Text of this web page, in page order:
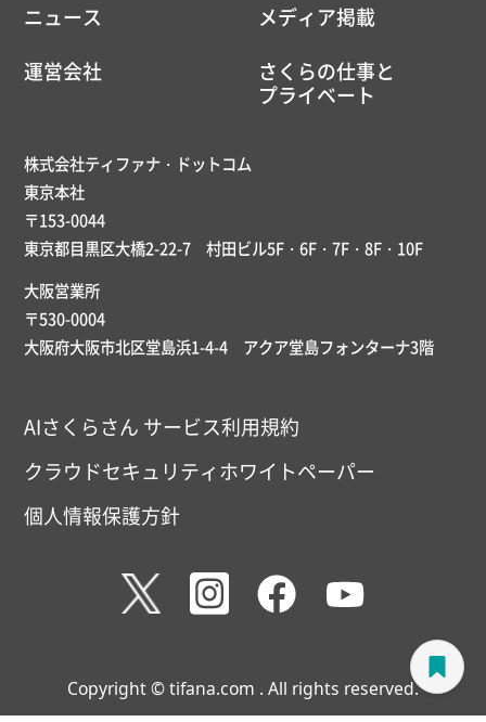
ニュース
メディア掲載
運営会社
さくらの仕事と
プライベート
株式会社ティファナ・ドットコム
東京本社
〒153-0044
東京都目黒区大橋2-22-7 村田ビル5F・6F・7F・8F・10F
大阪営業所
〒530-0004
大阪府大阪市北区堂島浜1-4-4 アクア堂島フォンターナ3階
AIさくらさん サービス利用規約
クラウドセキュリティホワイトペーパー
個人情報保護方針
Copyright © tifana.com . All rights reserved.